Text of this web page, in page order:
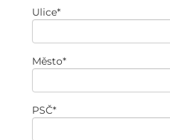
Ulice*
Město*
PSČ*